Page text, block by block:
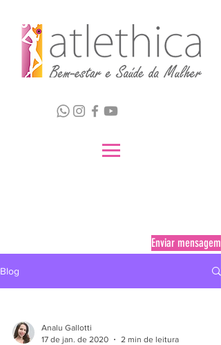
Enviar mensagem
Blog
Analu Gallotti
17 de jan. de 2020
2 min de leitura